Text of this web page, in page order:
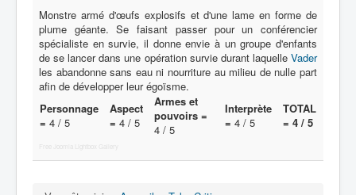
Monstre armé d'œufs explosifs et d'une lame en forme de
plume géante. Se faisant passer pour un conférencier
spécialiste en survie, il donne envie à un groupe d'enfants
de se lancer dans une opération survie durant laquelle Vader
les abandonne sans eau ni nourriture au milieu de nulle part
afin de développer leur égoïsme.
Personnage
= 4 / 5
Aspect
= 4 / 5
Armes et
pouvoirs =
4 / 5
Interprète
= 4 / 5
TOTAL
= 4 / 5